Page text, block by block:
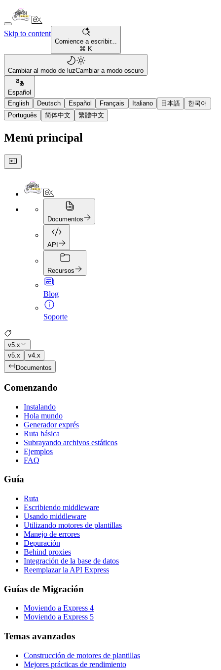
Skip to content
Comience a escribir...
⌘ K
Cambiar al modo de luzCambiar a modo oscuro
Español
English
Deutsch Español Français Italiano 日本語
한국어
Português
简体中文 繁體中文
Menú principal
Documentos
API
Recursos
Blog
Soporte
v5.x
v5.x
v4.x
Documentos
Comenzando
Instalando
Hola mundo
Generador exprés
Ruta básica
Subrayando archivos estáticos
Ejemplos
FAQ
Guía
Ruta
Escribiendo middleware
Usando middleware
Utilizando motores de plantillas
Manejo de errores
Depuración
Behind proxies
Integración de la base de datos
Reemplazar la API Express
Guías de Migración
Moviendo a Express 4
Moviendo a Express 5
Temas avanzados
Construcción de motores de plantillas
Mejores prácticas de rendimiento